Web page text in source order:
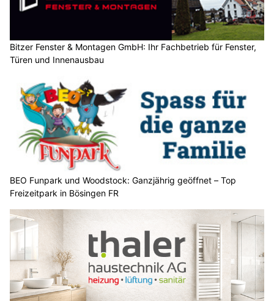
Bitzer Fenster & Montagen GmbH: Ihr Fachbetrieb für Fenster,
Türen und Innenausbau
BEO Funpark und Woodstock: Ganzjährig geöffnet – Top
Freizeitpark in Bösingen FR